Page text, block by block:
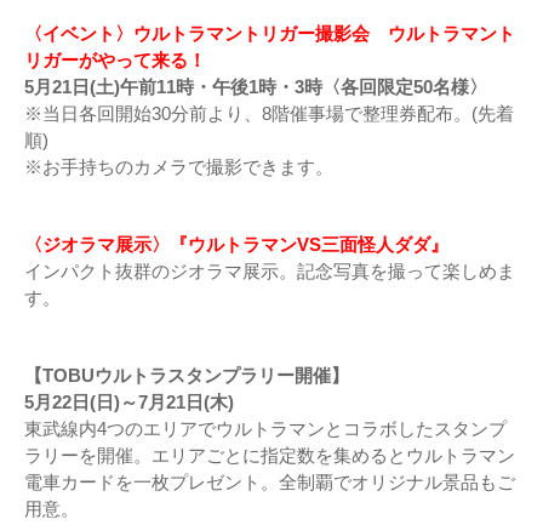
〈イベント〉ウルトラマントリガー撮影会 ウルトラマント
リガーがやって来る！
5月21日(土)午前11時・午後1時・3時〈各回限定50名様〉
※当日各回開始30分前より、8階催事場で整理券配布。(先着
順)
※お手持ちのカメラで撮影できます。
〈ジオラマ展示〉『ウルトラマンVS三面怪人ダダ』
インパクト抜群のジオラマ展示。記念写真を撮って楽しめま
す。
【TOBUウルトラスタンプラリー開催】
5月22日(日)～7月21日(木)
東武線内4つのエリアでウルトラマンとコラボしたスタンプ
ラリーを開催。エリアごとに指定数を集めるとウルトラマン
電車カードを一枚プレゼント。全制覇でオリジナル景品もご
用意。